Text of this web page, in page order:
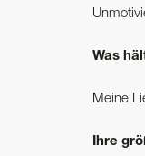
Was
Meine
Ihre